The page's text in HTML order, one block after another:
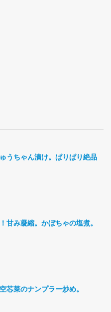
うちゃん漬け。ぱりぱり絶品。
甘み凝縮。かぼちゃの塩煮。
芯菜のナンプラー炒め。